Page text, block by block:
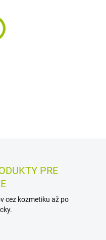
PRE
cez kozmetiku až po